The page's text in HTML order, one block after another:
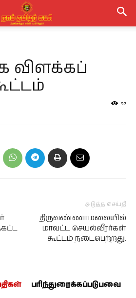
97
அடுத்த செய்தி
திருவண்ணாமலையில்
மாவட்ட செயல்வீரர்கள்
கூட்டம் நடைபெற்றது.
பரிந்துரைக்கப்படுபவை